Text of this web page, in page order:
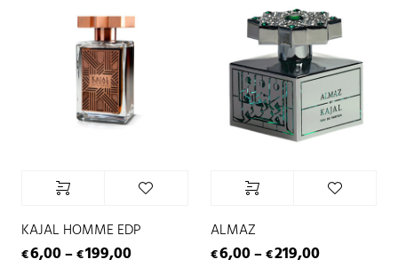
KAJAL HOMME EDP
€6,00– €199,00
ALMAZ
€6,00– €219,00